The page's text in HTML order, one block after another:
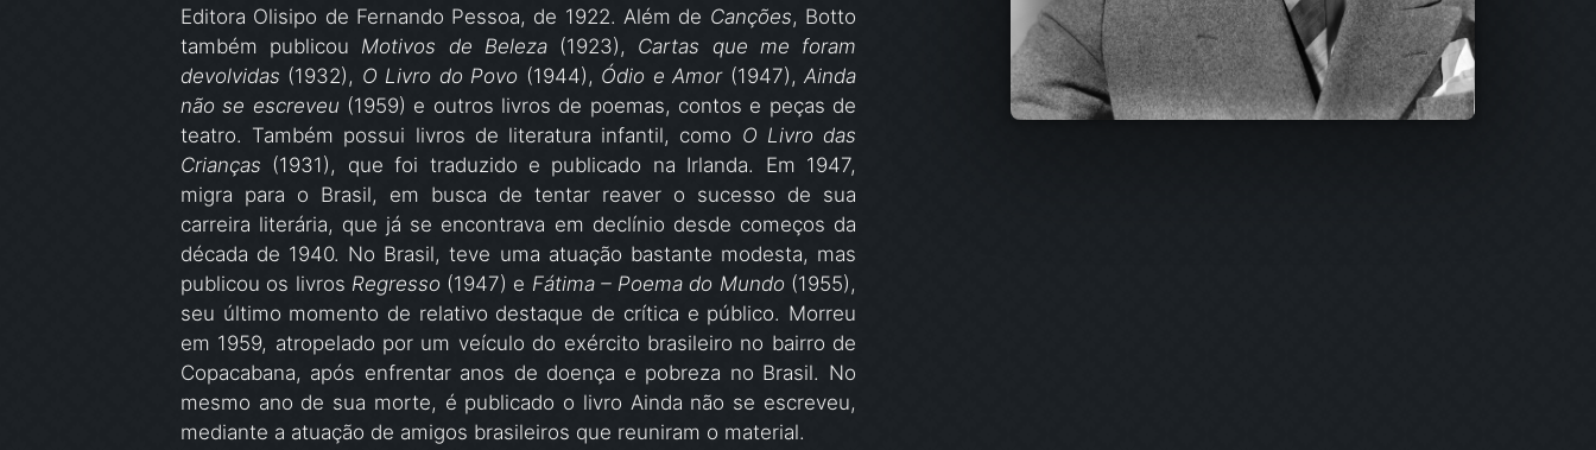
Editora Olisipo de Fernando Pessoa, de 1922. Além de Canções, Botto
também publicou Motivos de Beleza(1923), Cartas que me foram
devolvidas (1932), O Livro do Povo (1944), Ódio e Amor(1947), Ainda
não se escreveu (1959) e outros livros de poemas, contos e peças de
teatro. Também possui livros de literatura infantil, como O Livro das
Crianças (1931), que foi traduzido e publicado na Irlanda. Em 1947,
migra para o Brasil, em busca de tentar reaver o sucesso de sua
carreira literária, que já se encontrava em declínio desde começos da
década de 1940. No Brasil, teve uma atuação bastante modesta, mas
publicou os livros Regresso (1947) e Fátima – Poema do Mundo (1955),
seu último momento de relativo destaque de crítica e público. Morreu
em 1959, atropelado por um veículo do exército brasileiro no bairro de
Copacabana, após enfrentar anos de doença e pobreza no Brasil. No
mesmo ano de sua morte, é publicado o livro Ainda não se escreveu,
mediante a atuação de amigos brasileiros que reuniram o material.